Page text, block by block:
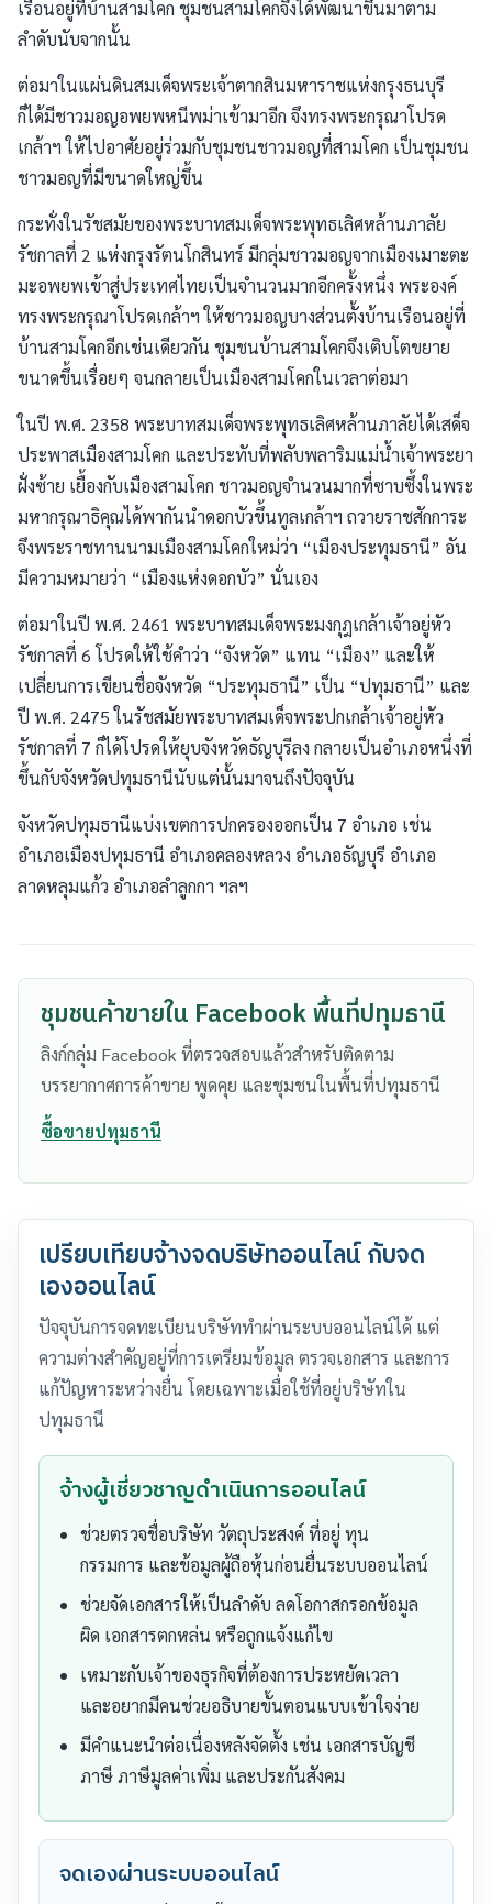
เรือนอยู่ที่บ้านสามโคก ชุมชนสามโคกจึงได้พัฒนาขึ้นมาตาม
ลำดับนับจากนั้น
ต่อมาในแผ่นดินสมเด็จพระเจ้าตากสินมหาราชแห่งกรุงธนบุรี
ก็ได้มีชาวมอญอพยพหนีพม่าเข้ามาอีก จึงทรงพระกรุณาโปรด
เกล้าฯ ให้ไปอาศัยอยู่ร่วมกับชุมชนชาวมอญที่สามโคก เป็นชุมชน
ชาวมอญที่มีขนาดใหญ่ขึ้น
กระทั่งในรัชสมัยของพระบาทสมเด็จพระพุทธเลิศหล้านภาลัย
รัชกาลที่ 2 แห่งกรุงรัตนโกสินทร์ มีกลุ่มชาวมอญจากเมืองเมาะตะ
มะอพยพเข้าสู่ประเทศไทยเป็นจำนวนมากอีกครั้งหนึ่ง พระองค์
ทรงพระกรุณาโปรดเกล้าฯ ให้ชาวมอญบางส่วนตั้งบ้านเรือนอยู่ที่
บ้านสามโคกอีกเช่นเดียวกัน ชุมชนบ้านสามโคกจึงเติบโตขยาย
ขนาดขึ้นเรื่อยๆ จนกลายเป็นเมืองสามโคกในเวลาต่อมา
ในปี พ.ศ. 2358 พระบาทสมเด็จพระพุทธเลิศหล้านภาลัยได้เสด็จ
ประพาสเมืองสามโคก และประทับที่พลับพลาริมแม่น้ำเจ้าพระยา
ฝั่งซ้าย เยื้องกับเมืองสามโคก ชาวมอญจำนวนมากที่ซาบซึ้งในพระ
มหากรุณาธิคุณได้พากันนำดอกบัวขึ้นทูลเกล้าฯ ถวายราชสักการะ
จึงพระราชทานนามเมืองสามโคกใหม่ว่า “เมืองประทุมธานี” อัน
มีความหมายว่า “เมืองแห่งดอกบัว” นั่นเอง
ต่อมาในปี พ.ศ. 2461 พระบาทสมเด็จพระมงกุฎเกล้าเจ้าอยู่หัว
รัชกาลที่ 6 โปรดให้ใช้คำว่า “จังหวัด” แทน “เมือง” และให้
เปลี่ยนการเขียนชื่อจังหวัด “ประทุมธานี” เป็น “ปทุมธานี” และ
ปี พ.ศ. 2475 ในรัชสมัยพระบาทสมเด็จพระปกเกล้าเจ้าอยู่หัว
รัชกาลที่ 7 ก็ได้โปรดให้ยุบจังหวัดธัญบุรีลง กลายเป็นอำเภอหนึ่งที่
ขึ้นกับจังหวัดปทุมธานีนับแต่นั้นมาจนถึงปัจจุบัน
จังหวัดปทุมธานีแบ่งเขตการปกครองออกเป็น 7 อำเภอ เช่น
อำเภอเมืองปทุมธานี อำเภอคลองหลวง อำเภอธัญบุรี อำเภอ
ลาดหลุมแก้ว อำเภอลำลูกกา ฯลฯ
ชุมชนค้าขายใน Facebook พื้นที่ปทุมธานี
ลิงก์กลุ่ม Facebook ที่ตรวจสอบแล้วสำหรับติดตาม
บรรยากาศการค้าขาย พูดคุย และชุมชนในพื้นที่ปทุมธานี
ซื้อขายปทุมธานี
เปรียบเทียบจ้างจดบริษัทออนไลน์ กับจด
เองออนไลน์
ปัจจุบันการจดทะเบียนบริษัททำผ่านระบบออนไลน์ได้ แต่
ความต่างสำคัญอยู่ที่การเตรียมข้อมูล ตรวจเอกสาร และการ
แก้ปัญหาระหว่างยื่น โดยเฉพาะเมื่อใช้ที่อยู่บริษัทใน
ปทุมธานี
จ้างผู้เชี่ยวชาญดำเนินการออนไลน์
ช่วยตรวจชื่อบริษัท วัตถุประสงค์ ที่อยู่ ทุน
กรรมการ และข้อมูลผู้ถือหุ้นก่อนยื่นระบบออนไลน์
ช่วยจัดเอกสารให้เป็นลำดับ ลดโอกาสกรอกข้อมูล
ผิด เอกสารตกหล่น หรือถูกแจ้งแก้ไข
เหมาะกับเจ้าของธุรกิจที่ต้องการประหยัดเวลา
และอยากมีคนช่วยอธิบายขั้นตอนแบบเข้าใจง่าย
มีคำแนะนำต่อเนื่องหลังจัดตั้ง เช่น เอกสารบัญชี
ภาษี ภาษีมูลค่าเพิ่ม และประกันสังคม
จดเองผ่านระบบออนไลน์